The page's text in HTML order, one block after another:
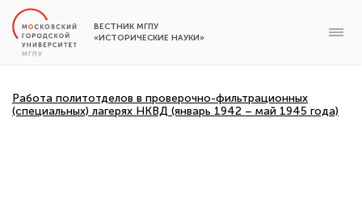
ВЕСТНИК МГПУ
«ИСТОРИЧЕСКИЕ НАУКИ»
Работа политотделов в проверочно-фильтрационных
(специальных) лагерях НКВД (январь 1942 – май 1945 года)